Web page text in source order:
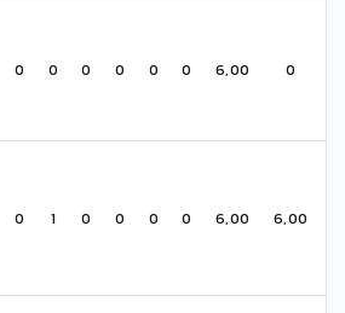
0 0 0 0 0 0 6,00 0
0 1 0 0 0 0 6,00 6,00